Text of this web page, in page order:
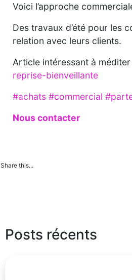
Voici l’approche
Des travaux d’été pour les
relation avec leurs clients.
Article intéressant à méditer
reprise-bienveillante
#achats #commercial
Nous contacter
Share this...
Posts récents